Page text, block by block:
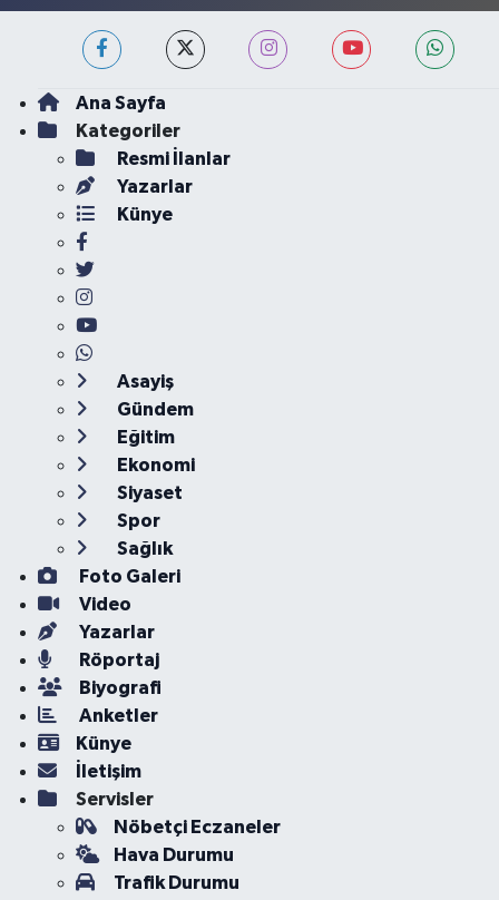
Ana Sayfa
Kategoriler
Resmi İlanlar
Yazarlar
Künye
Asayiş
Gündem
Eğitim
Ekonomi
Siyaset
Spor
Sağlık
Foto Galeri
Video
Yazarlar
Röportaj
Biyografi
Anketler
Künye
İletişim
Servisler
Nöbetçi Eczaneler
Hava Durumu
Trafik Durumu